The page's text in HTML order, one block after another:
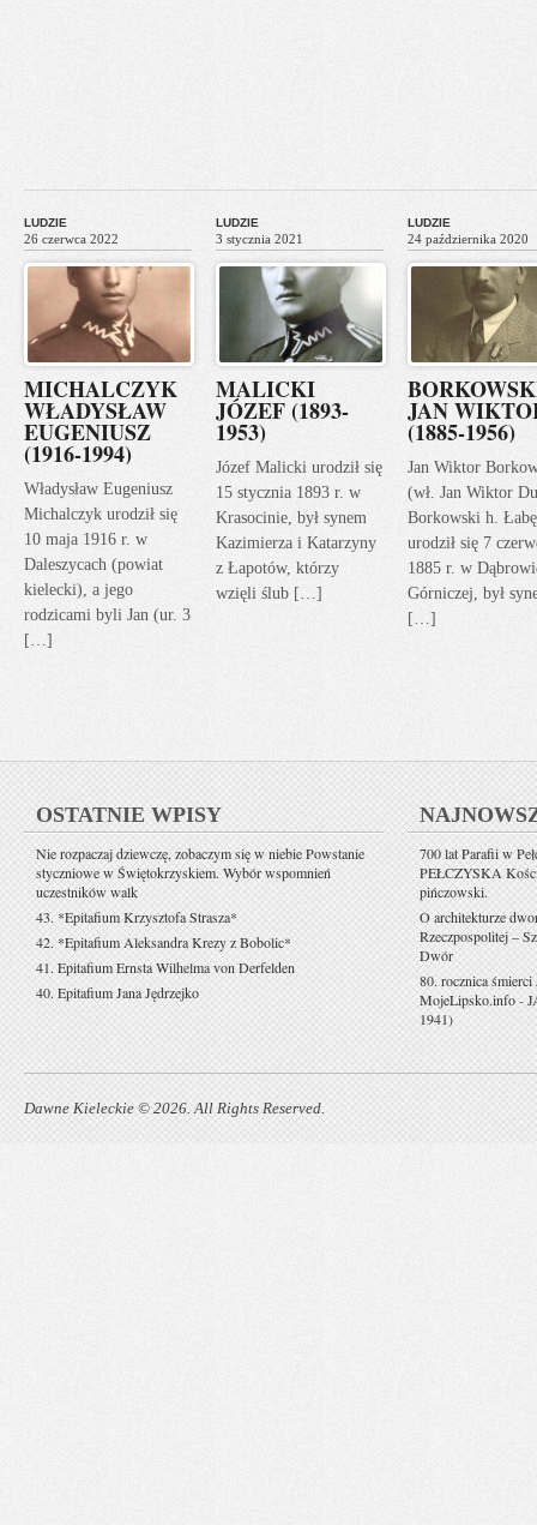
LUDZIE
26 czerwca 2022
MICHALCZYK
WŁADYSŁAW
EUGENIUSZ
(1916-1994)
Władysław Eugeniusz
Michalczyk urodził się
10 maja 1916 r. w
Daleszycach (powiat
kielecki), a jego
rodzicami byli Jan (ur. 3
[…]
LUDZIE
3 stycznia 2021
MALICKI
JÓZEF (1893-
1953)
Józef Malicki urodził się
15 stycznia 1893 r. w
Krasocinie, był synem
Kazimierza i Katarzyny
z Łapotów, którzy
wzięli ślub […]
LUDZIE
24 października 2020
JAN
(1885-1956)
Jan Wiktor
(wł. Jan Wiktor
Borkowski h.
urodził się 7
1885 r. w
Górniczej, był
[…]
OSTATNIE WPISY
Nie rozpaczaj dziewczę, zobaczym się w niebie Powstanie
styczniowe w Świętokrzyskiem. Wybór wspomnień
uczestników walk
43. *Epitafium Krzysztofa Strasza*
42. *Epitafium Aleksandra Krezy z Bobolic*
41. Epitafium Ernsta Wilhelma von Derfelden
40. Epitafium Jana Jędrzejko
700 lat Parafii w
PEŁCZYSKA
pińczowski.
O architekturze
Rzeczpospolitej –
Dwór
80. rocznica
MojeLipsko.info-
1941)
Dawne Kieleckie © 2026. All Rights Reserved.